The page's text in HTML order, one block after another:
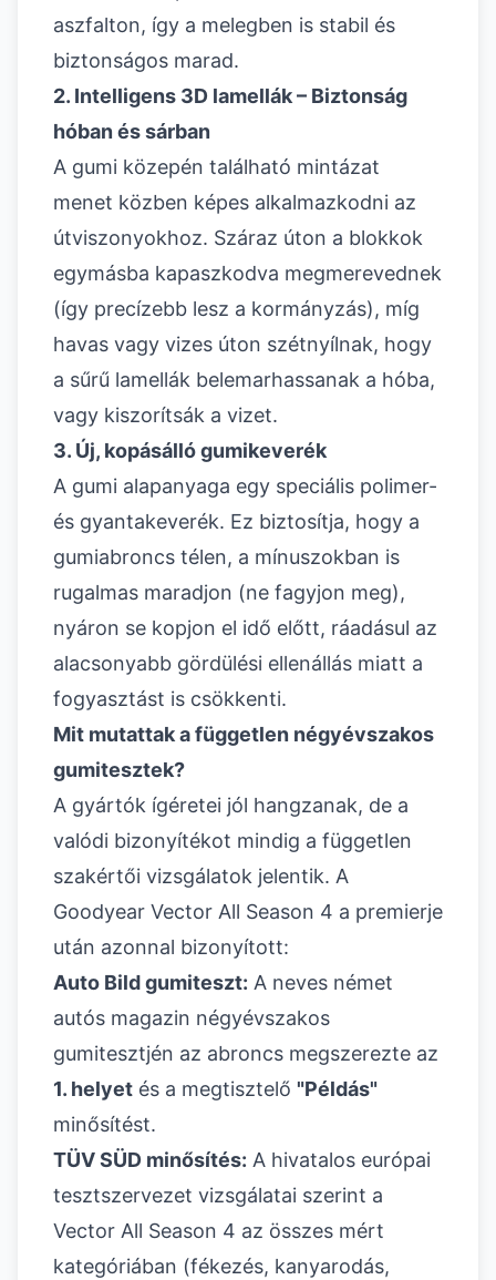
aszfalton, így a melegben is stabil és
biztonságos marad.
2. Intelligens 3D lamellák – Biztonság
hóban és sárban
A gumi közepén található mintázat
menet közben képes alkalmazkodni az
útviszonyokhoz. Száraz úton a blokkok
egymásba kapaszkodva megmerevednek
(így precízebb lesz a kormányzás), míg
havas vagy vizes úton szétnyílnak, hogy
a sűrű lamellák belemarhassanak a hóba,
vagy kiszorítsák a vizet.
3. Új, kopásálló gumikeverék
A gumi alapanyaga egy speciális polimer-
és gyantakeverék. Ez biztosítja, hogy a
gumiabroncs télen, a mínuszokban is
rugalmas maradjon (ne fagyjon meg),
nyáron se kopjon el idő előtt, ráadásul az
alacsonyabb gördülési ellenállás miatt a
fogyasztást is csökkenti.
Mit mutattak a független négyévszakos
gumitesztek?
A gyártók ígéretei jól hangzanak, de a
valódi bizonyítékot mindig a független
szakértői vizsgálatok jelentik. A
Goodyear Vector All Season 4 a premierje
után azonnal bizonyított:
Auto Bild gumiteszt: A neves német
autós magazin négyévszakos
gumitesztjén az abroncs megszerezte az
1. helyet és a megtisztelő "Példás"
minősítést.
TÜV SÜD minősítés: A hivatalos európai
tesztszervezet vizsgálatai szerint a
Vector All Season 4 az összes mért
kategóriában (fékezés, kanyarodás,